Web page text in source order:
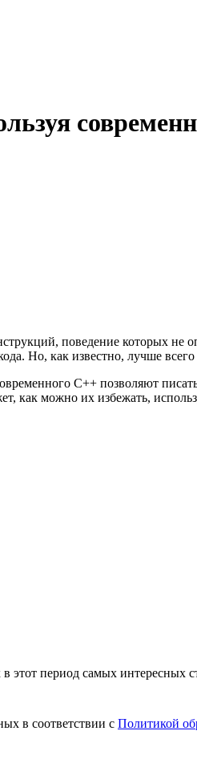
поведение которых
Но, как известно, лучше
C++ позволяют
как можно их избежать,
этот период самых интересных
в соответствии с Политикой